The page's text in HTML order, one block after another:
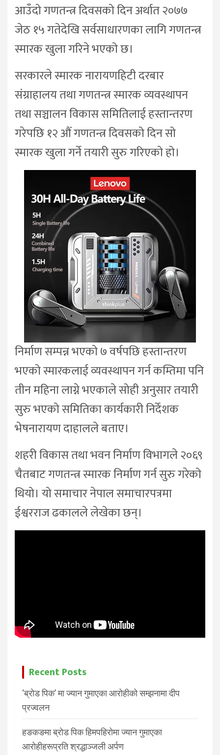
आउँदो गणतन्त्र दिवसको दिन अर्थात २०७७
जेठ १५ गतेदेखि सर्वसाधारणका लागि गणतन्त्र
स्मारक खुला गरिने भएको छ।
सरकारले स्मारक नारायणहिटी दरबार
संग्राहालय तथा गणतन्त्र स्मारक व्यवस्थापन
तथा सञ्चालन विकास समितिलाई हस्तान्तरण
गरेपछि १२ औं गणतन्त्र दिवसको दिन सो
स्मारक खुला गर्ने तयारी सुरु गरिएको हो।
निर्माण सम्पन्न भएको ७ वर्षपछि हस्तान्तरण
भएको स्मारकलाई व्यवस्थापन गर्न कम्तिमा पनि
तीन महिना लाग्ने भएकाले सोही अनुसार तयारी
सुरु भएको समितिका कार्यकारी निर्देशक
भेषनारायण दाहालले बताए।
शहरी विकास तथा भवन निर्माण विभागले २०६९
चैतबाट गणतन्त्र स्मारक निर्माण गर्न सुरु गरेको
थियो। यो समाचार नेपाल समाचारपत्रमा
ईश्वरराज ढकालले लेखेका छन्।
Recent Posts
‘ब्रोड पिक’ मा ज्यान गुमाएका आरोहीको सम्झनामा दीप
प्रज्वलन
हङकङमा ब्रोड पिक हिमपहिरोमा ज्यान गुमाएका
आरोहीहरूप्रति श्रद्धाञ्जली अर्पण